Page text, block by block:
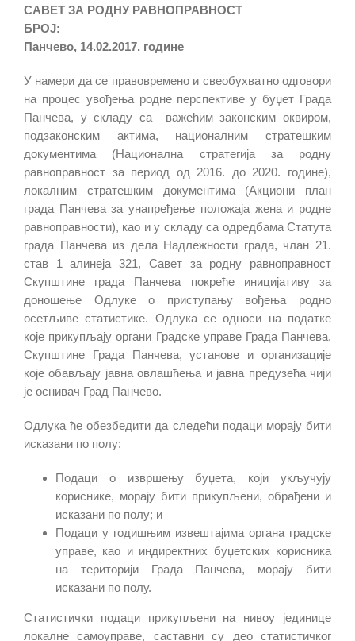
САВЕТ ЗА РОДНУ РАВНОПРАВНОСТ
БРОЈ:
Панчево, 14.02.2017. године
У намери да се правовремено и свеобухватно одговори
на процес увођења родне перспективе у буџет Града
Панчева, у складу са важећим законским оквиром,
подзаконским актима, националним стратешким
документима (Национална стратегија за родну
равноправност за период од 2016. до 2020. године),
локалним стратешким документима (Акциони план
града Панчева за унапређење положаја жена и родне
равноправности), као и у складу са одредбама Статута
града Панчева из дела Надлежности града, члан 21.
став 1 алинеја 321, Савет за родну равноправност
Скупштине града Панчева покреће иницијативу за
доношење Одлуке о приступању вођења родно
осетљиве статистике. Одлука се односи на податке
које прикупљају органи Градске управе Града Панчева,
Скупштине Града Панчева, установе и организације
које обављају јавна овлашћења и јавна предузећа чији
је оснивач Град Панчево.
Одлука ће обезбедити да следећи подаци морају бити
исказани по полу:
Подаци о извршењу буџета, који укључују
кориснике, морају бити прикупљени, обрађени и
исказани по полу; и
Подаци у годишњим извештајима органа градске
управе, као и индиректних буџетских корисника
на територији Града Панчева, морају бити
исказани по полу.
Статистички подаци прикупљени на нивоу јединице
локалне самоуправе, саставни су део статистичког